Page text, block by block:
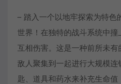
– 踏入一个以地牢探索为特色
世界！在独特的战斗系统中
互相伤害。这是一种前所未
敌人聚集到一起进行大规模连
匙、道具和药水来补充生命值